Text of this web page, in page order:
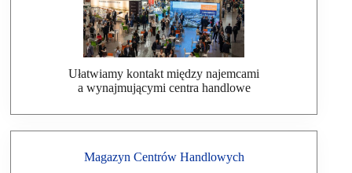
Ułatwiamy kontakt między najemcami
a wynajmującymi centra handlowe
Magazyn Centrów Handlowych